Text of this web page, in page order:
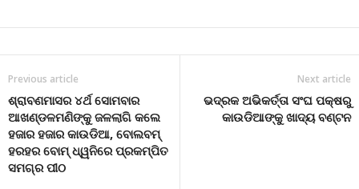
Previous article
ଶ୍ରାବଣମାସର ୪ର୍ଥ ସୋମବାର
ଆଖଣ୍ଡଳମଣିଙ୍କୁ ଜଳଲାଗି କଲେ
ହଜାର ହଜାର କାଉଡିଆ, ବୋଲବମ୍
ହରହର ବୋମ୍ ଧ୍ୱନିରେ ପ୍ରକମ୍ପିତ
ସମଗ୍ର ପୀଠ
Next article
ଭଦ୍ରକ ଅଭିକର୍ତ୍ତା ସଂଘ ପକ୍ଷରୁ
କାଉଡିଆଙ୍କୁ ଖାଦ୍ୟ ବଣ୍ଟନ